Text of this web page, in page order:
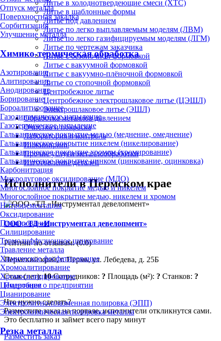
Отпуск металла
Поверхностная закалка
Сорбитизация
Улучшение металла
Химико-термическая обработка
Азотирование
Алитирование
Анодирование
Борирование
Бороалитирование
Газодинамическое напыление
Газотермическое напыление
Гальваническое покрытие медью (меднение, омеднение)
Гальваническое покрытие никелем (никелирование)
Гальваническое покрытие хромом (хромирование)
Гальваническое покрытие цинком (цинкование, оцинковка)
Карбонитрация
Микродуговое оксидирование (МДО)
Многослойное покрытие медью и никелем
Многослойное покрытие медью, никелем и хромом
Нитроцементация
Оксидирование
Плакирование
Силицирование
Термодиффузионное цинкование
Травление металла
Химическое фосфатирование
Хромоалитирование
Хромосилицирование
Цементация
Цианирование
Электролитно-плазменная полировка (ЭПП)
Электрохимическая полировка металла
Резка металла
Литье в холоднотвердеющие смеси (ХТС)
Литье в шаблонные формы
Литье под давлением
Литье по легко выплавляемым моделям (ЛВМ)
Литье по легко газифицируемым моделям (ЛГМ)
Литье по чертежам заказчика
Литье с безопочной формовкой
Литье с вакуумной формовкой
Литье с вакуумно-плёночной формовкой
Литье со стопочной формовкой
Центробежное литье
Центробежное электрошлаковое литье (ЦЭШЛ)
Электрошлаковое литье (ЭШЛ)
Обработка металлов давлением
Очистка и покраска
Лаборатория и контроль
Инжиниринг
Прочие услуги металлообработки
Изготовление деталей
Исполнители в Пермском крае
ООО «ТД «Инструментал девелопмент»
Рейтинг по отзывам:(0.0)
Пермский край, г. Пермь, ул. Лебедева, д. 25Б
Стаж (лет):10 Сотрудников: ? Площадь (м²): ? Станков: ?
Подробнее о предприятии
Что нужно сделать?
Разместите заказ на портале, исполнители откликнутся сами.
Это бесплатно и займет всего пару минут
Разместить заказ